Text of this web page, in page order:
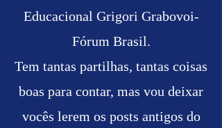
Educacional Grigori Grabovoi-
Fórum Brasil.
Tem tantas partilhas, tantas coisas
boas para contar, mas vou deixar
vocês lerem os posts antigos do